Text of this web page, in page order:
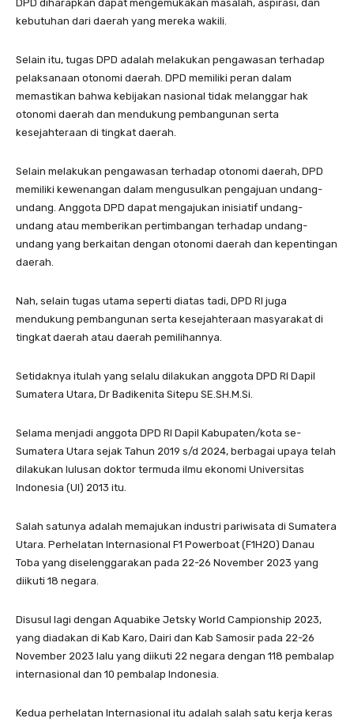
DPD diharapkan dapat mengemukakan masalah, aspirasi, dan
kebutuhan dari daerah yang mereka wakili.
Selain itu, tugas DPD adalah melakukan pengawasan terhadap
pelaksanaan otonomi daerah. DPD memiliki peran dalam
memastikan bahwa kebijakan nasional tidak melanggar hak
otonomi daerah dan mendukung pembangunan serta
kesejahteraan di tingkat daerah.
Selain melakukan pengawasan terhadap otonomi daerah, DPD
memiliki kewenangan dalam mengusulkan pengajuan undang-
undang. Anggota DPD dapat mengajukan inisiatif undang-
undang atau memberikan pertimbangan terhadap undang-
undang yang berkaitan dengan otonomi daerah dan kepentingan
daerah.
Nah, selain tugas utama seperti diatas tadi, DPD RI juga
mendukung pembangunan serta kesejahteraan masyarakat di
tingkat daerah atau daerah pemilihannya.
Setidaknya itulah yang selalu dilakukan anggota DPD RI Dapil
Sumatera Utara, Dr Badikenita Sitepu SE.SH.M.Si.
Selama menjadi anggota DPD RI Dapil Kabupaten/kota se-
Sumatera Utara sejak Tahun 2019 s/d 2024, berbagai upaya telah
dilakukan lulusan doktor termuda ilmu ekonomi Universitas
Indonesia (UI) 2013 itu.
Salah satunya adalah memajukan industri pariwisata di Sumatera
Utara. Perhelatan Internasional F1 Powerboat (F1H2O) Danau
Toba yang diselenggarakan pada 22-26 November 2023 yang
diikuti 18 negara.
Disusul lagi dengan Aquabike Jetsky World Campionship 2023,
yang diadakan di Kab Karo, Dairi dan Kab Samosir pada 22-26
November 2023 lalu yang diikuti 22 negara dengan 118 pembalap
internasional dan 10 pembalap Indonesia.
Kedua perhelatan Internasional itu adalah salah satu kerja keras